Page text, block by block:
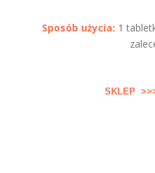
Sposób użycia: 1
SKLEP